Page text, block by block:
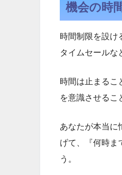
機会の時
時間制限を設け
タイムセールな
時間は止まるこ
を意識させるこ
あなたが本当に
げて、『何時ま
う。